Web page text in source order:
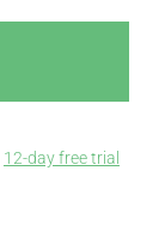
12-day free trial